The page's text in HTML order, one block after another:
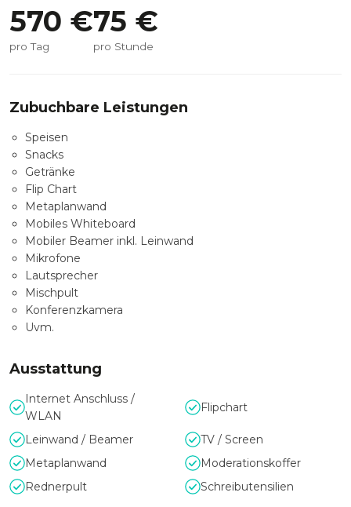
570 €
pro Tag
75 €
pro Stunde
Zubuchbare Leistungen
Speisen
Snacks
Getränke
Flip Chart
Metaplanwand
Mobiles Whiteboard
Mobiler Beamer inkl. Leinwand
Mikrofone
Lautsprecher
Mischpult
Konferenzkamera
Uvm.
Ausstattung
Internet Anschluss /
WLAN
Flipchart
Leinwand / Beamer
TV / Screen
Metaplanwand
Moderationskoffer
Rednerpult
Schreibutensilien